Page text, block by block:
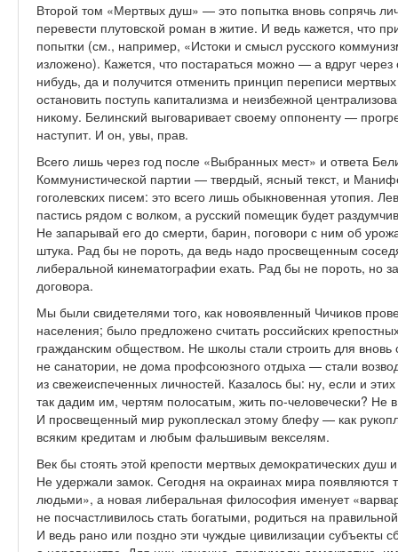
Второй том «Мертвых душ» — это попытка вновь сопрячь
перевести плутовской роман в житие. И ведь кажется, что
попытки (см., например, «Истоки и смысл русского
изложено). Кажется, что постараться можно — а вдруг
нибудь, да и получится отменить принцип переписи
остановить поступь капитализма и неизбежной
никому. Белинский выговаривает своему оппоненту —
наступит. И он, увы, прав.
Всего лишь через год после «Выбранных мест» и ответа
Коммунистической партии — твердый, ясный текст, и
гоголевских писем: это всего лишь обыкновенная утопия.
пастись рядом с волком, а русский помещик будет
Не запарывай его до смерти, барин, поговори с ним об
штука. Рад бы не пороть, да ведь надо просвещенным
либеральной кинематографии ехать. Рад бы не пороть, но
договора.
Мы были свидетелями того, как новоявленный Чичиков
населения; было предложено считать российских
гражданским обществом. Не школы стали строить для
не санатории, не дома профсоюзного отдыха — стали
из свежеиспеченных личностей. Казалось бы: ну, если и
так дадим им, чертям полосатым, жить по-человечески? Не
И просвещенный мир рукоплескал этому блефу — как
всяким кредитам и любым фальшивым векселям.
Век бы стоять этой крепости мертвых демократических
Не удержали замок. Сегодня на окраинах мира появляются
людьми», а новая либеральная философия именует
не посчастливилось стать богатыми, родиться на
И ведь рано или поздно эти чуждые цивилизации субъекты